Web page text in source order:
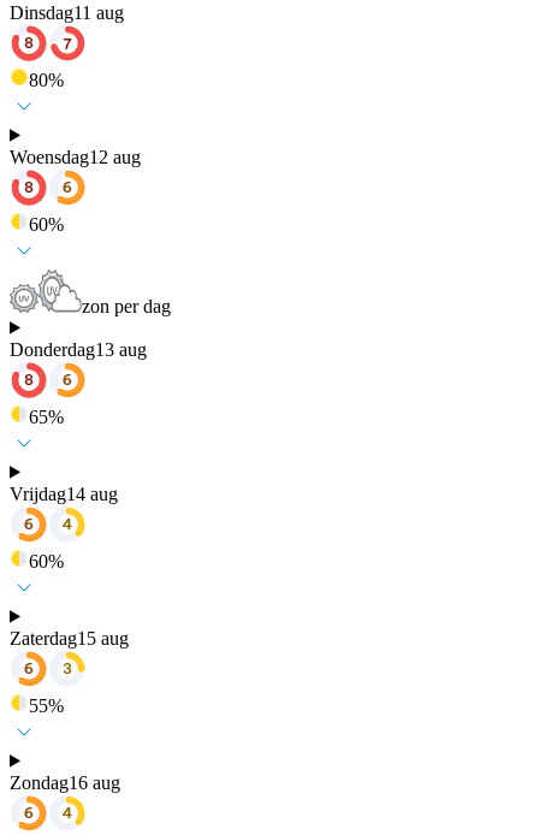
Dinsdag11 aug
80%
Woensdag12 aug
60%
zon per dag
Donderdag13 aug
65%
Vrijdag14 aug
60%
Zaterdag15 aug
55%
Zondag16 aug